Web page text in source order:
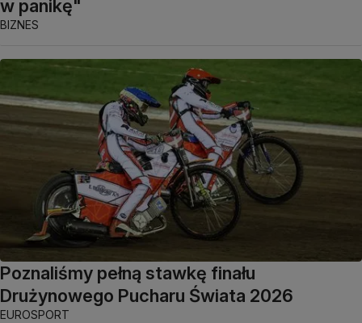
w panikę"
BIZNES
Poznaliśmy pełną stawkę finału
Drużynowego Pucharu Świata 2026
EUROSPORT